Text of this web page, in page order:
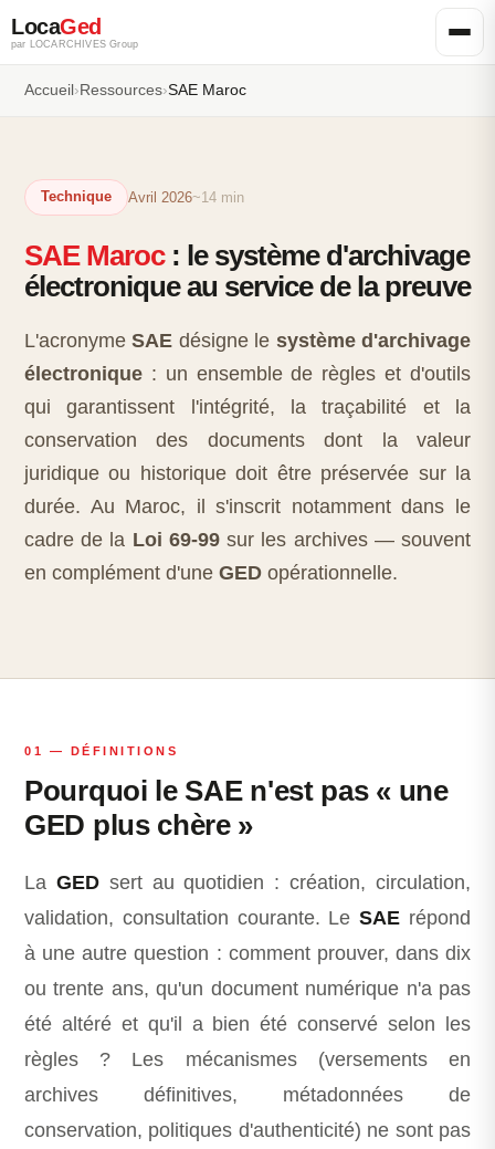
LocaGed
par LOCARCHIVES Group
Accueil › Ressources›SAE Maroc
Technique Avril 2026~14 min
SAE Maroc: le système d'archivage
électronique au service de la preuve
L'acronymeSAE désigne le système d'archivage
électronique : un ensemble de règles et d'outils
qui garantissent l'intégrité, la traçabilité et la
conservation des documents dont la valeur
juridique ou historique doit être préservée sur la
durée. Au Maroc, il s'inscrit notamment dans le
cadre de la Loi 69-99sur les archives — souvent
en complément d'une GED opérationnelle.
01 — DÉFINITIONS
Pourquoi le SAE n'est pas « une
GED plus chère »
La GEDsert au quotidien : création, circulation,
validation, consultation courante. LeSAE répond
à une autre question : comment prouver, dans dix
ou trente ans, qu'un document numérique n'a pas
été altéré et qu'il a bien été conservé selon les
règles ? Les mécanismes (versements en
archives définitives, métadonnées de
conservation, politiques d'authenticité) ne sont pas